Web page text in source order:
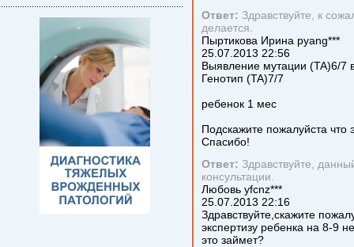
Ответ: Здравствуйте, к
делается.
Пыртикова Ирина pyang***
25.07.2013 22:56
Выявление мутации (TA)6/7
Генотип (TA)7/7
ребенок 1 мес
Подскажите пожалуйста что
Спасибо!
Ответ: Здравствуйте,
консультации.
Любовь yfcnz***
25.07.2013 22:16
Здравствуйте,скажите
экспертизу ребенка на 8-9
это займет?